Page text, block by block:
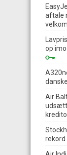
aftale
op
Air
rekord